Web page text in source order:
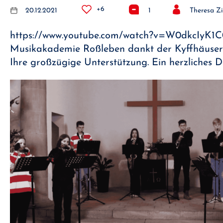
20.12.2021 +6 1 Theresa
https://www.youtube.com/
Musikakademie Roßleben dankt der
Ihre großzügige Unterstützung. Ein herzliches